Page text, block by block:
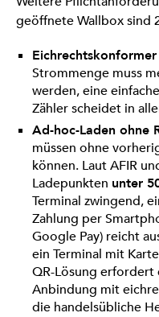
geöffnete Wallbox sind
Strommenge muss
werden, eine
Zähler scheidet in
Ad-hoc-Laden ohne
müssen ohne
können. Laut AFIR
Ladepunkten unter
Terminal zwingend,
Zahlung per
Google Pay) reicht
ein Terminal mit
QR-Lösung erfordert
Anbindung mit
die handelsübliche